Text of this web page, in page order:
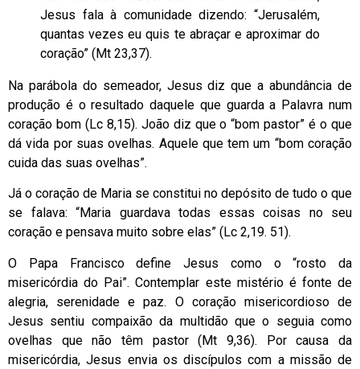
Jesus fala à comunidade dizendo: “Jerusalém,
quantas vezes eu quis te abraçar e aproximar do
coração” (Mt 23,37).
Na parábola do semeador, Jesus diz que a abundância de
produção é o resultado daquele que guarda a Palavra num
coração bom (Lc 8,15). João diz que o “bom pastor” é o que
dá vida por suas ovelhas. Aquele que tem um “bom coração
cuida das suas ovelhas”.
Já o coração de Maria se constitui no depósito de tudo o que
se falava: “Maria guardava todas essas coisas no seu
coração e pensava muito sobre elas” (Lc 2,19. 51).
O Papa Francisco define Jesus como o “rosto da
misericórdia do Pai”. Contemplar este mistério é fonte de
alegria, serenidade e paz. O coração misericordioso de
Jesus sentiu compaixão da multidão que o seguia como
ovelhas que não têm pastor (Mt 9,36). Por causa da
misericórdia, Jesus envia os discípulos com a missão de